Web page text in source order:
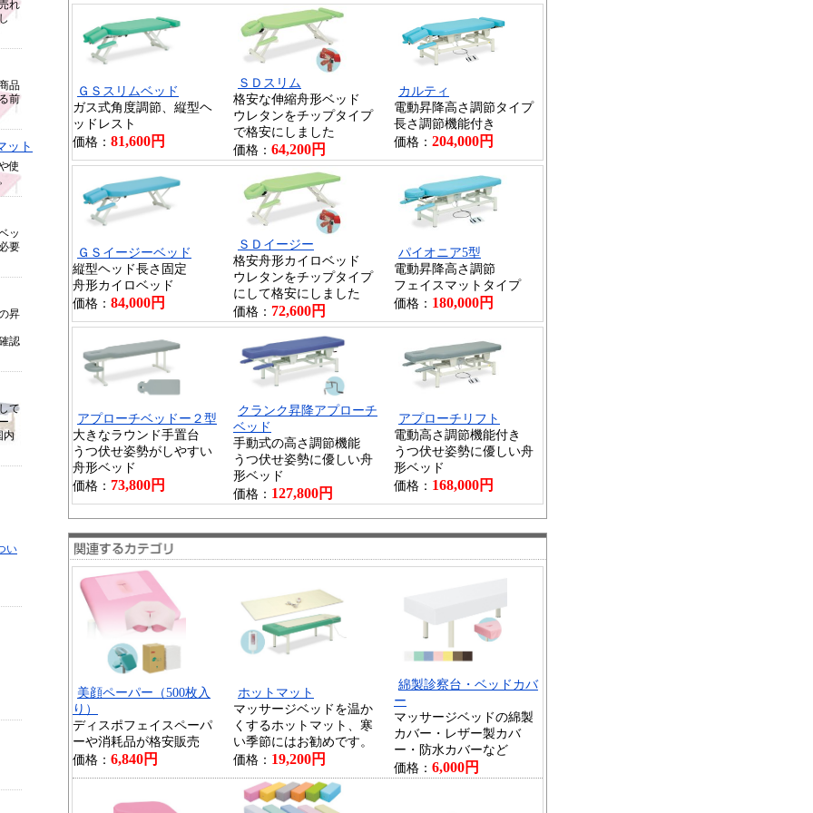
れ
品
前
ット
使
ッ
要
昇
認
て
内
い
ＧＳスリムベッド
ガス式角度調節、縦型ヘ
ッドレスト
価格： 81,600円
ＳＤスリム
格安な伸縮舟形ベッド
ウレタンをチップタイプ
で格安にしました
価格： 64,200円
カルティ
電動昇降高さ調節タイプ
長さ調節機能付き
価格： 204,000円
ＧＳイージーベッド
縦型ヘッド長さ固定
舟形カイロベッド
価格： 84,000円
ＳＤイージー
格安舟形カイロベッド
ウレタンをチップタイプ
にして格安にしました
価格： 72,600円
パイオニア5型
電動昇降高さ調節
フェイスマットタイプ
価格： 180,000円
アプローチベッドー２型
大きなラウンド手置台
うつ伏せ姿勢がしやすい
舟形ベッド
価格： 73,800円
クランク昇降アプローチ
ベッド
手動式の高さ調節機能
うつ伏せ姿勢に優しい舟
形ベッド
価格： 127,800円
アプローチリフト
電動高さ調節機能付き
うつ伏せ姿勢に優しい舟
形ベッド
価格： 168,000円
美顔ペーパー（500枚入
り）
ディスポフェイスペーパ
ーや消耗品が格安販売
価格： 6,840円
ホットマット
マッサージベッドを温か
くするホットマット、寒
い季節にはお勧めです。
価格： 19,200円
綿製診察台・ベッドカバ
ー
マッサージベッドの綿製
カバー・レザー製カバ
ー・防水カバーなど
価格： 6,000円